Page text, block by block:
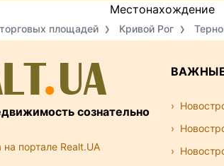
Местонахождение
площадей Кривой Рог
сознательно
портале Realt.UA